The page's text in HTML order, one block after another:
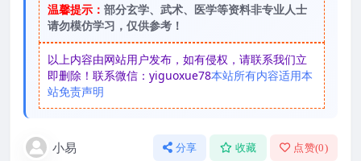
温馨提示： 部分玄学、武术、医学等资料非专业人士
请勿模仿学习，仅供参考！
以上内容由网站用户发布，如有侵权，请联系我们立
即删除！联系微信：yiguoxue78本站所有内容适用本
站免责声明
小易 分享 收藏 点赞(0)